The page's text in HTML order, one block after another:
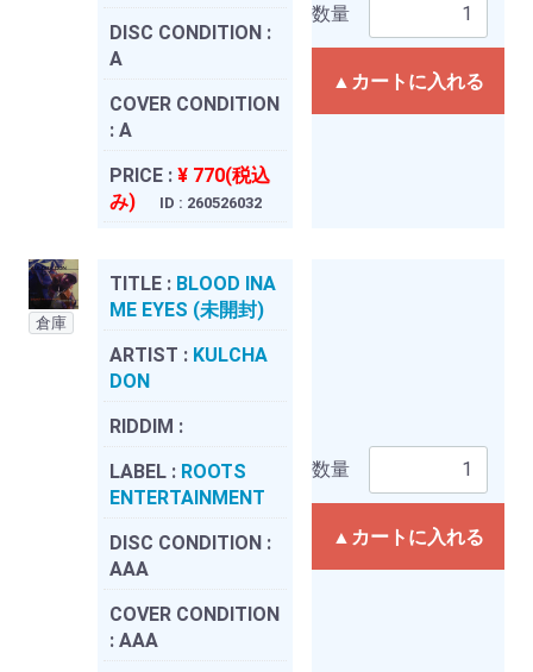
DISC CONDITION :
A
COVER CONDITION
: A
PRICE : ¥ 770(税込
み)
ID : 260526032
数量
▲カートに入れる
倉庫
TITLE : BLOOD INA
ME EYES (未開封)
ARTIST : KULCHA
DON
RIDDIM :
LABEL : ROOTS
ENTERTAINMENT
DISC CONDITION :
AAA
COVER CONDITION
: AAA
数量
▲カートに入れる